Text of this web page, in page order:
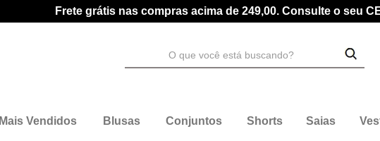
Frete grátis nas compras acima de 249,00. Consulte o seu
Mais Vendidos Blusas Conjuntos Shorts Saias